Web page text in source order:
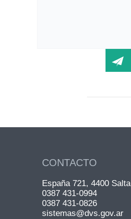
CONTACTO
España 721, 4400
0387 431-0994
0387 431-0826
sistemas@dvs.gov.ar